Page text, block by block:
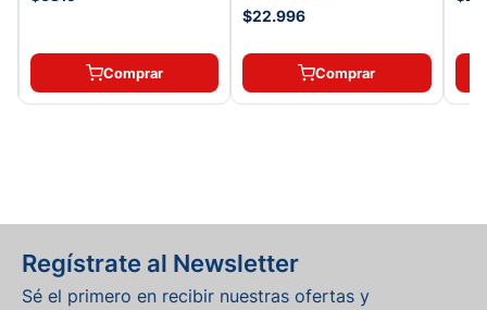
Comprar
$22.996
Comprar
Regístrate al Newsletter
Sé el primero en recibir nuestras ofertas y